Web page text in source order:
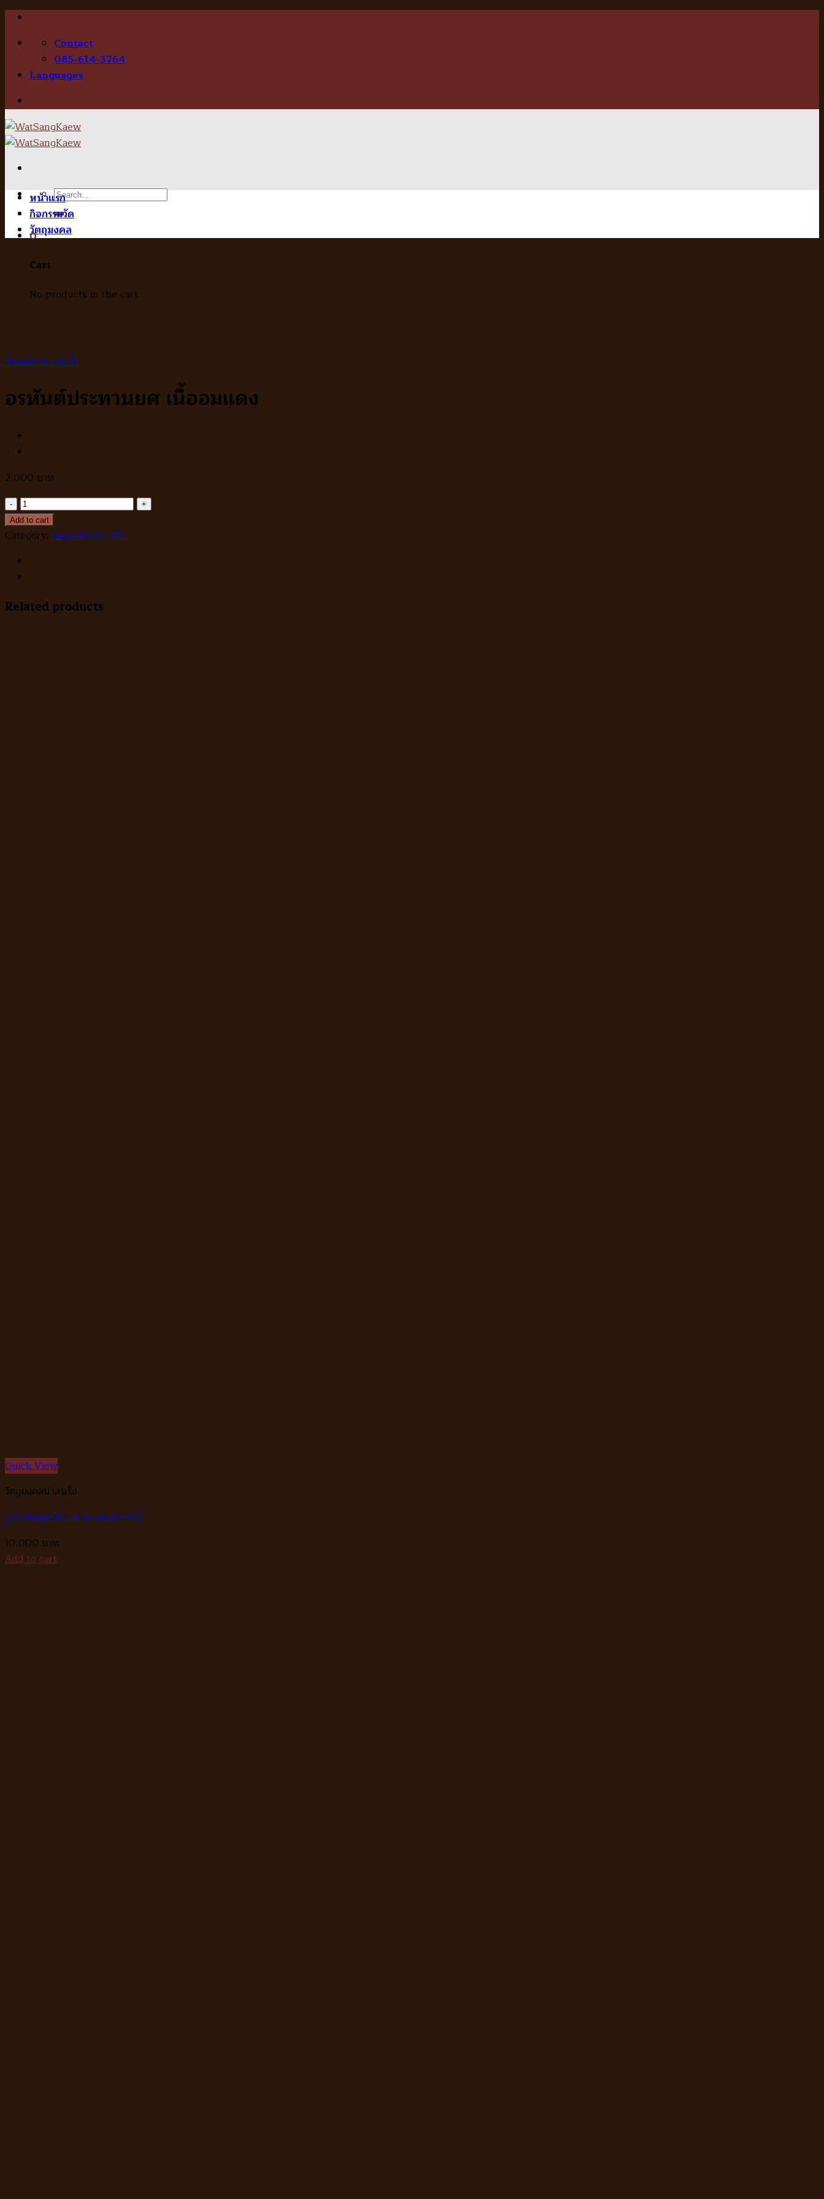
Skip
content
Contact
085-614-3764
Languages
Search
for:
0
Cart
No products in the cart.
หน้าแรก
กิจกรรมวัด
วัตถุมงคล
วัตถุมงคลน่าสนใจ
อรหันต์ประทานยศ เนื้ออมแดง
2,000
อรหันต์
ประทาน
ยศ
อม
แดง
quantity
Add to cart
Category: วัตถุมงคลน่าสนใจ
Related products
Quick View
วัตถุมงคลน่าสนใจ
รูปหล่อครูบาชัยยะวงศาพัฒนา 9 นิ้ว
10,000
Add to cart